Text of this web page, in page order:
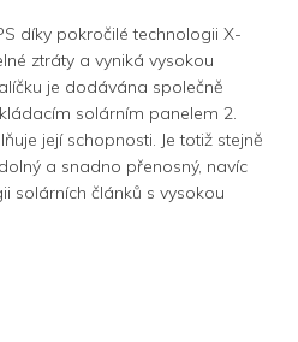
díky pokročilé technologii X-
ztráty a vyniká vysokou
je dodávána společně
solárním panelem 2.
její schopnosti. Je totiž stejně
a snadno přenosný, navíc
solárních článků s vysokou